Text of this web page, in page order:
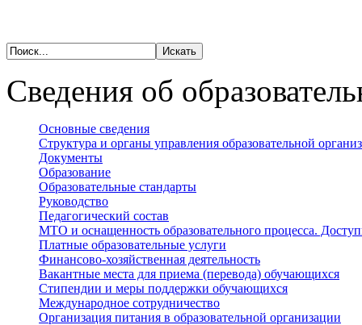
Сведения об
Основные сведения
Структура и органы управления образовательной
Документы
Образование
Образовательные стандарты
Руководство
Педагогический состав
МТО и оснащенность образовательного процесса.
Платные образовательные услуги
Финансово-хозяйственная деятельность
Вакантные места для приема (перевода) обучающихся
Стипендии и меры поддержки обучающихся
Международное сотрудничество
Организация питания в образовательной организации